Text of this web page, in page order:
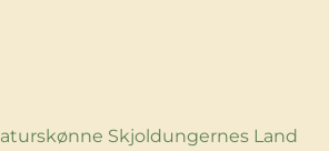
Skjoldungernes Land